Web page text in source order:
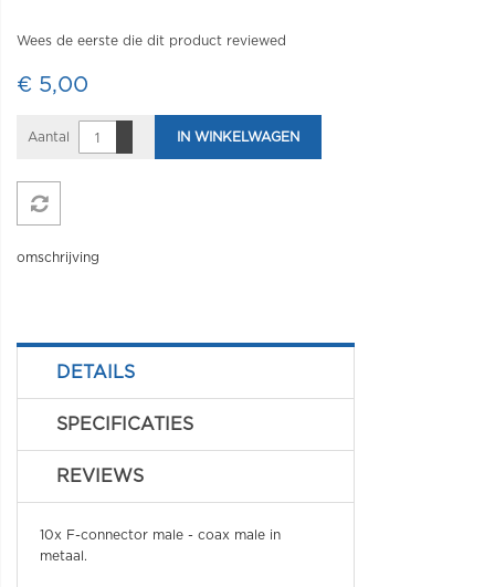
Wees de eerste die dit product reviewed
€ 5,00
Aantal IN WINKELWAGEN
omschrijving
DETAILS
SPECIFICATIES
REVIEWS
10x F-connector male - coax male in
metaal.